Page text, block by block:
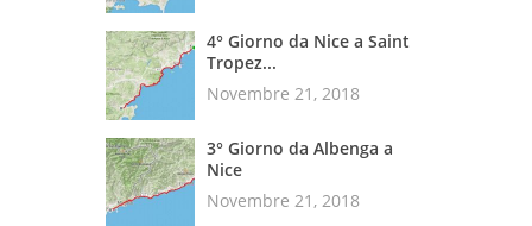
4° Giorno da Nice a Saint
Tropez...
Novembre 21, 2018
3° Giorno da Albenga a
Nice
Novembre 21, 2018